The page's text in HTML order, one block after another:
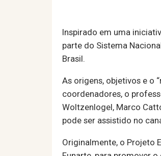
Inspirado em uma
parte do Sistema
Brasil.
As origens, objetivos e o
coordenadores, o
Woltzenlogel, Marco
pode ser assistido no
Originalmente, o Projeto